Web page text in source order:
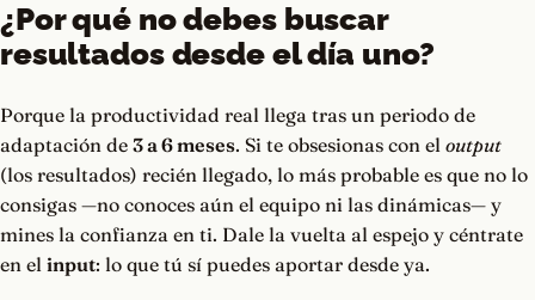
¿Por qué no debes buscar
resultados desde el día uno?
Porque la productividad real llega tras un periodo de
adaptación de 3 a 6 meses. Si te obsesionas con el output
(los resultados) recién llegado, lo más probable es que no lo
consigas —no conoces aún el equipo ni las dinámicas— y
mines la confianza en ti. Dale la vuelta al espejo y céntrate
en el input: lo que tú sí puedes aportar desde ya.